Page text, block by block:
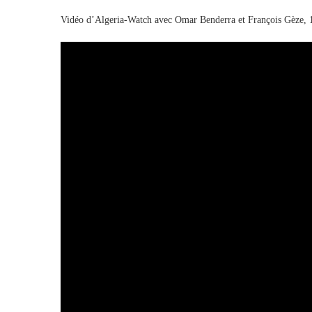
Vidéo d’Algeria-Watch avec Omar Benderra et François Gèze,